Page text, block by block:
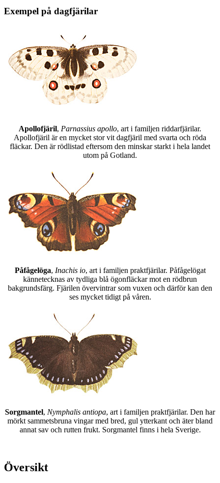
Exempel på dagfjärilar
Apollofjäril, Parnassius apollo, art i familjen riddarfjärilar.
Apollofjäril är en mycket stor vit dagfjäril med svarta och röda
fläckar. Den är rödlistad eftersom den minskar starkt i hela landet
utom på Gotland.
Påfågelöga, Inachis io, art i familjen praktfjärilar. Påfågelögat
kännetecknas av tydliga blå ögonfläckar mot en rödbrun
bakgrundsfärg. Fjärilen övervintrar som vuxen och därför kan den
ses mycket tidigt på våren.
Sorgmantel, Nymphalis antiopa, art i familjen praktfjärilar. Den har
mörkt sammetsbruna vingar med bred, gul ytterkant och äter bland
annat sav och rutten frukt. Sorgmantel finns i hela Sverige.
Översikt